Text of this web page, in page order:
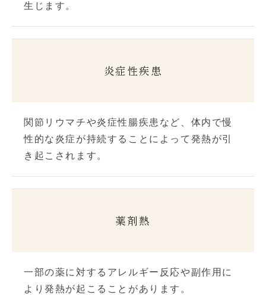
生じます。
炎症性疾患
関節リウマチや炎症性腸疾患など、体内で慢
性的な炎症が持続することによって発熱が引
き起こされます。
薬剤熱
一部の薬に対するアレルギー反応や副作用に
より発熱が起こることがあります。